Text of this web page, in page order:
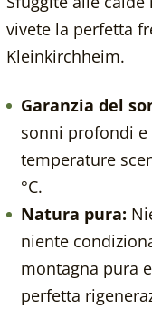
Dalla
vivete la perfetta
Kleinkirchheim.
Garanzia del
sonni profondi
temperature
°C.
Natura pura:
niente
montagna pura
perfetta